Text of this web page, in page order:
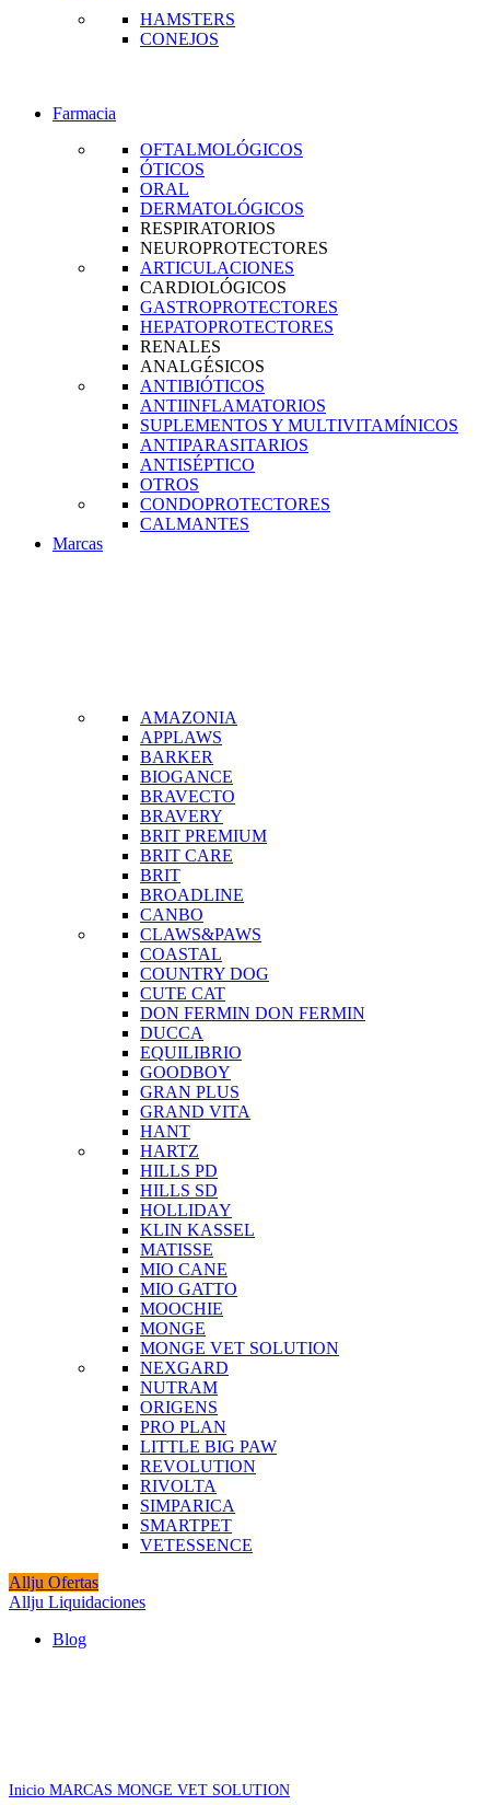
HAMSTERS
CONEJOS
Farmacia
OFTALMOLÓGICOS
ÓTICOS
ORAL
DERMATOLÓGICOS
RESPIRATORIOS
NEUROPROTECTORES
ARTICULACIONES
CARDIOLÓGICOS
GASTROPROTECTORES
HEPATOPROTECTORES
RENALES
ANALGÉSICOS
ANTIBIÓTICOS
ANTIINFLAMATORIOS
SUPLEMENTOS Y MULTIVITAMÍNICOS
ANTIPARASITARIOS
ANTISÉPTICO
OTROS
CONDOPROTECTORES
CALMANTES
Marcas
AMAZONIA
APPLAWS
BARKER
BIOGANCE
BRAVECTO
BRAVERY
BRIT PREMIUM
BRIT CARE
BRIT
BROADLINE
CANBO
CLAWS&PAWS
COASTAL
COUNTRY DOG
CUTE CAT
DON FERMIN DON FERMIN
DUCCA
EQUILIBRIO
GOODBOY
GRAN PLUS
GRAND VITA
HANT
HARTZ
HILLS PD
HILLS SD
HOLLIDAY
KLIN KASSEL
MATISSE
MIO CANE
MIO GATTO
MOOCHIE
MONGE
MONGE VET SOLUTION
NEXGARD
NUTRAM
ORIGENS
PRO PLAN
LITTLE BIG PAW
REVOLUTION
RIVOLTA
SIMPARICA
SMARTPET
VETESSENCE
Allju Ofertas
Allju Liquidaciones
Blog
Inicio MARCAS MONGE VET SOLUTION